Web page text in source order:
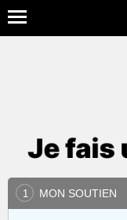
1 MON SOUTIEN